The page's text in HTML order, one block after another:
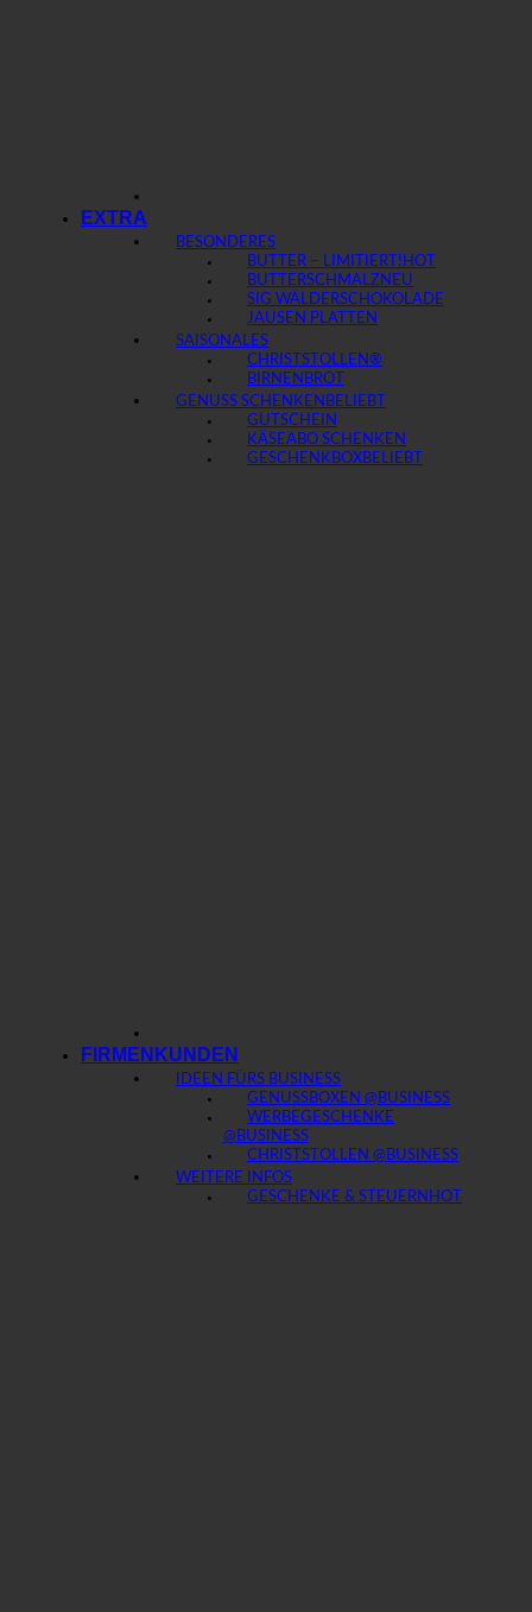
EXTRA
BESONDERES
BUTTER – LIMITIERT!
BUTTERSCHMALZ
SIG WÄLDERSCHOKOLADE
JAUSEN PLATTEN
SAISONALES
CHRISTSTOLLEN®
BIRNENBROT
GENUSS SCHENKEN
GUTSCHEIN
KÄSEABO SCHENKEN
GESCHENKBOX
FIRMENKUNDEN
IDEEN FÜRS BUSINESS
GENUSSBOXEN @BUSINESS
WERBEGESCHENKE
@BUSINESS
CHRISTSTOLLEN @BUSINESS
WEITERE INFOS
GESCHENKE & STEUERN